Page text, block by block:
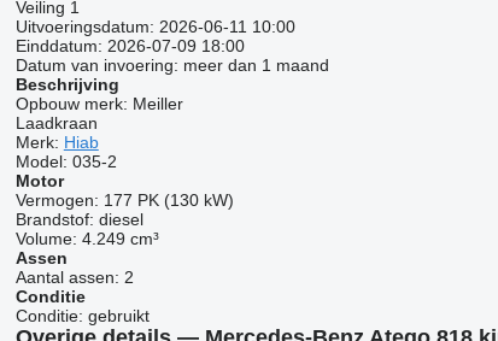
Veiling 1
Uitvoeringsdatum: 2026-06-11 10:00
Einddatum: 2026-07-09 18:00
Datum van invoering: meer dan 1 maand
Beschrijving
Opbouw merk: Meiller
Laadkraan
Merk: Hiab
Model: 035-2
Motor
Vermogen: 177 PK (130 kW)
Brandstof: diesel
Volume: 4.249 cm³
Assen
Aantal assen: 2
Conditie
Conditie: gebruikt